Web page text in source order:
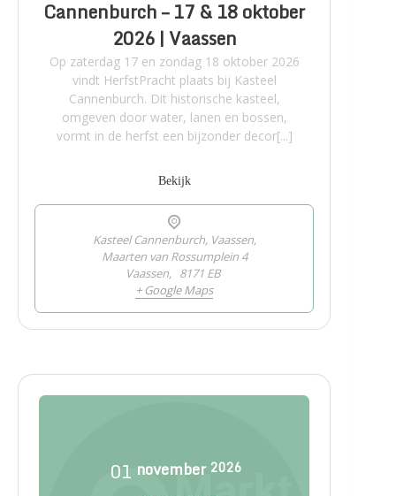
Cannenburch – 17 & 18 oktober
2026 | Vaassen
Op zaterdag 17 en zondag 18 oktober 2026
vindt HerfstPracht plaats bij Kasteel
Cannenburch. Dit historische kasteel,
omgeven door water, lanen en bossen,
vormt in de herfst een bijzonder decor[...]
Bekijk
Kasteel Cannenburch, Vaassen,
Maarten van Rossumplein 4
Vaassen, 8171 EB
+ Google Maps
01 november 2026